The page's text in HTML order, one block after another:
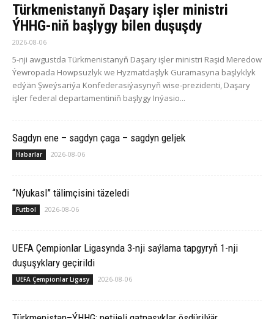
Türkmenistanyň Daşary işler ministri
ÝHHG-niň başlygy bilen duşuşdy
2026-08-06
5-nji awgustda Türkmenistanyň Daşary işler ministri Raşid Meredow
Ýewropada Howpsuzlyk we Hyzmatdaşlyk Guramasyna başlyklyk
edýän Şweýsariýa Konfederasiýasynyň wise-prezidenti, Daşary
işler federal departamentiniň başlygy Inýasio...
Sagdyn ene – sagdyn çaga – sagdyn geljek
Habarlar 2026-08-06
“Nýukasl” tälimçisini täzeledi
Futbol 2026-08-06
UEFA Çempionlar Ligasynda 3-nji saýlama tapgyryň 1-nji
duşuşyklary geçirildi
UEFA Çempionlar Ligasy 2026-08-06